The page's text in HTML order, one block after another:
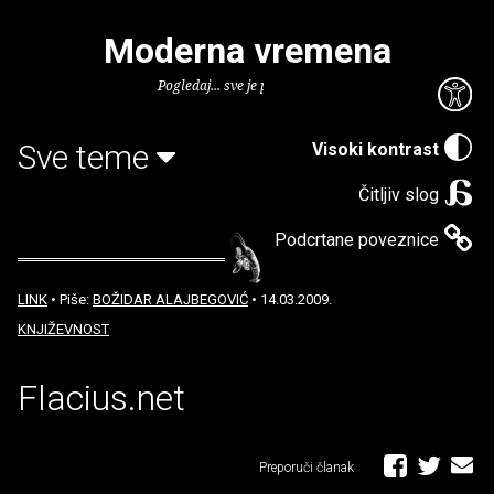
Visoki kontrast
Čitljiv slog
Podcrtane poveznice
Moderna vremena
Pogledaj... sve je puno knjiga.
Sve teme
LINK • Piše: BOŽIDAR ALAJBEGOVIĆ • 14.03.2009.
KNJIŽEVNOST
Flacius.net
Preporuči članak